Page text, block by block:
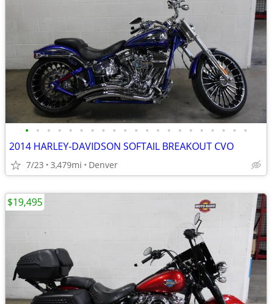
• • • • • • • • • • • • • • • • • • • • •
2014 HARLEY-DAVIDSON SOFTAIL BREAKOUT CVO
7/23 3,479mi Denver
$19,495